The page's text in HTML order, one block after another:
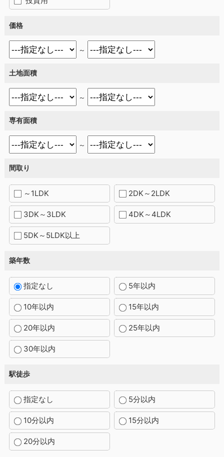
価格
～
土地面積
～
専有面積
～
間取り
～1LDK 2DK～2LDK
3DK～3LDK 4DK～4LDK
5DK～5LDK以上
築年数
指定なし 5年以内
10年以内 15年以内
20年以内 25年以内
30年以内
駅徒歩
指定なし 5分以内
10分以内 15分以内
20分以内